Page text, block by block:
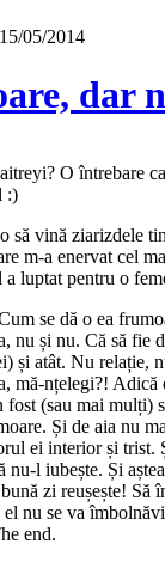
15/05/2014
dar
O întrebare
:)
să vină ziarizdele
m-a enervat cel
a luptat pentru o
se dă o ea
nu și nu. Că să fie
și atât. Nu relație,
mă-nțelegi?!
fost (sau mai mulți)
Și de aia nu
ei interior și trist.
nu-l iubește. Și
zi reușește! Să
el nu se va
end.